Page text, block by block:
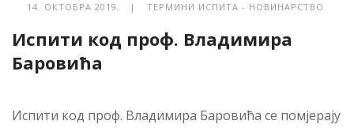
14. ОКТОБРА 2019. | ТЕРМИНИ ИСПИТА - НОВИНАРСТВО
Испити код проф. Владимира
Баровића
Испити код проф. Владимира Баровића се помјерају